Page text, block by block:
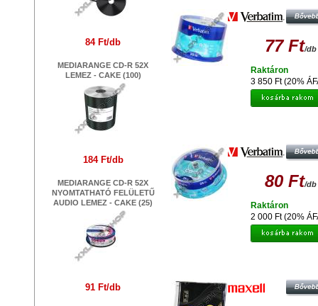
84 Ft/db
MEDIARANGE CD-R 52X
LEMEZ - CAKE (100)
184 Ft/db
MEDIARANGE CD-R 52X
NYOMTATHATÓ FELÜLETŰ
AUDIO LEMEZ - CAKE (25)
91 Ft/db
77 Ft/db
3 850 Ft (20%
Raktáron
80 Ft/db
2 000 Ft (20%
Raktáron